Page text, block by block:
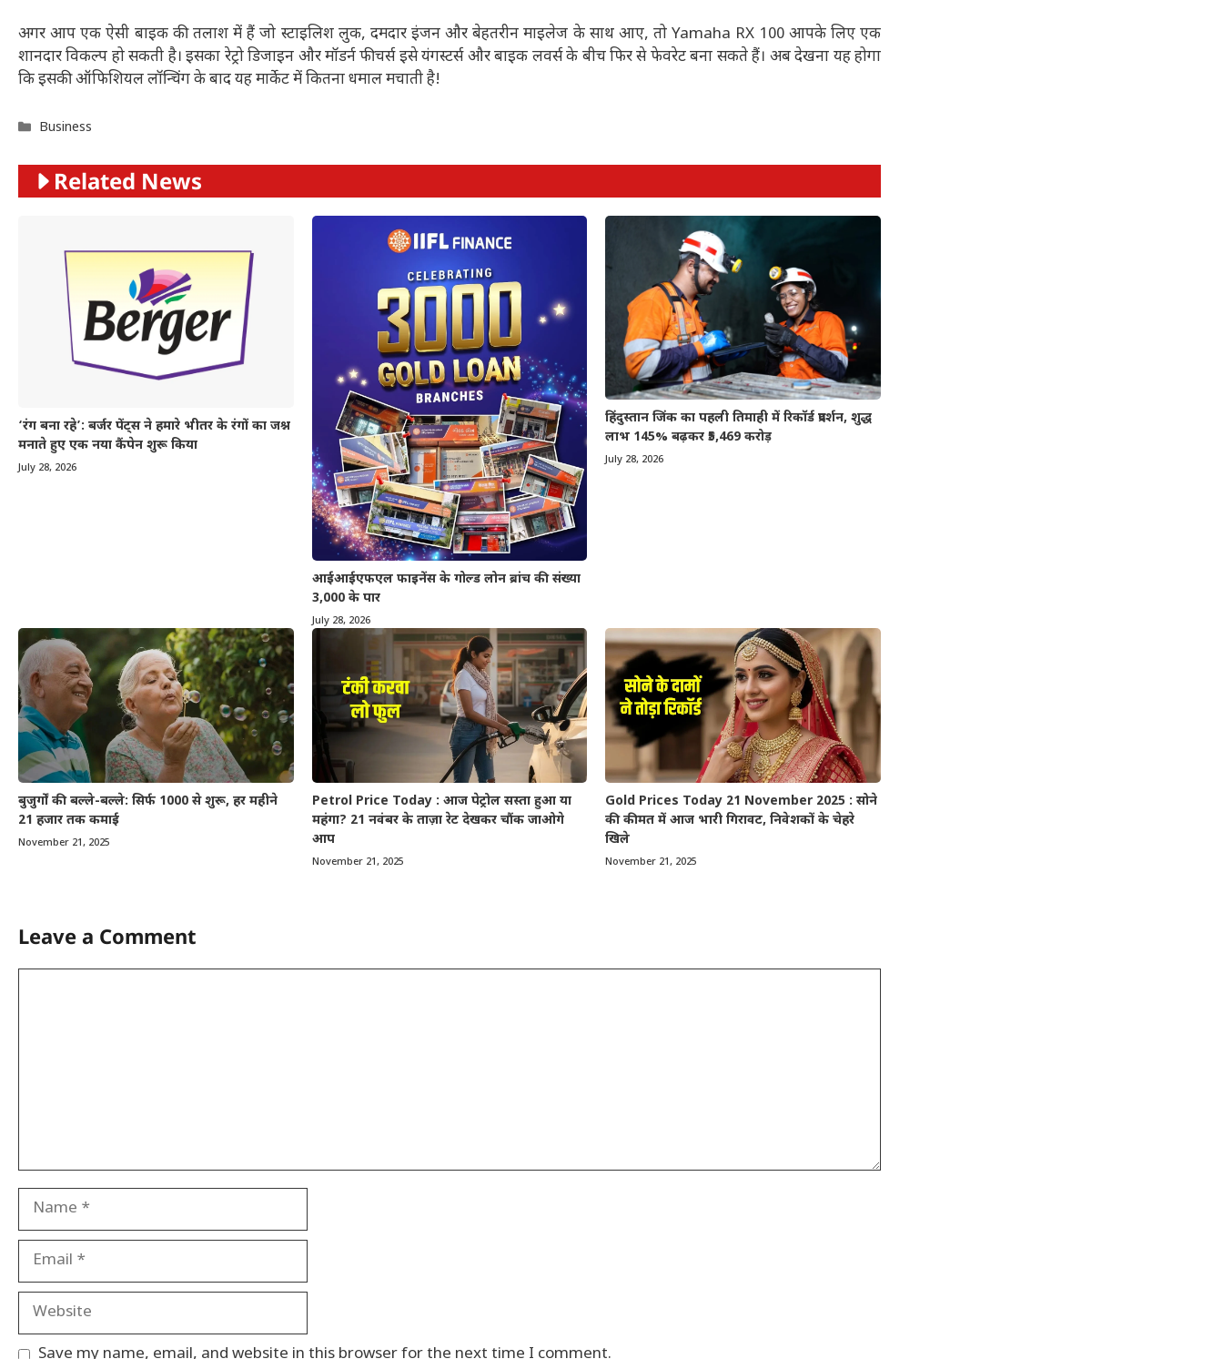
अगर आप एक ऐसी बाइक की तलाश में हैं जो स्टाइलिश लुक, दमदार इंजन और बेहतरीन माइलेज के साथ आए, तो Yamaha RX 100 आपके लिए एक
शानदार विकल्प हो सकती है। इसका रेट्रो डिजाइन और मॉडर्न फीचर्स इसे यंगस्टर्स और बाइक लवर्स के बीच फिर से फेवरेट बना सकते हैं। अब देखना यह होगा
कि इसकी ऑफिशियल लॉन्चिंग के बाद यह मार्केट में कितना धमाल मचाती है!
Categories
Business
Related News
‘रंग बना रहे’: बर्जर पेंट्स ने हमारे भीतर के रंगों का जश्न
मनाते हुए एक नया कैंपेन शुरू किया
July 28, 2026
आईआईएफएल फाइनेंस के गोल्ड लोन ब्रांच की संख्या
3,000 के पार
July 28, 2026
हिंदुस्तान जिंक का पहली तिमाही में रिकॉर्ड प्रदर्शन, शुद्ध
लाभ 145% बढ़कर ₹5,469 करोड़
July 28, 2026
बुजुर्गों की बल्ले-बल्ले: सिर्फ 1000 से शुरू, हर महीने
21 हजार तक कमाई
November 21, 2025
Petrol Price Today : आज पेट्रोल सस्ता हुआ या
महंगा? 21 नवंबर के ताज़ा रेट देखकर चौंक जाओगे
आप
November 21, 2025
Gold Prices Today 21 November 2025 : सोने
की कीमत में आज भारी गिरावट, निवेशकों के चेहरे
खिले
November 21, 2025
Leave a Comment
Name
Email
Website
Save my name, email, and website in this browser for the next time I comment.